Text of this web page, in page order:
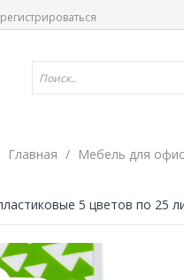
Главная Мебель для
5 цветов по 25